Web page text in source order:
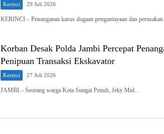
Kerinci 29 Juli 2026
KERINCI – Penanganan kasus dugaan penganiayaan dan
Korban Desak Polda Jambi Percepat
Penipuan Transaksi Ekskavator
Kerinci 27 Juli 2026
JAMBI – Seorang warga Kota Sungai Penuh, Jeky Mid…